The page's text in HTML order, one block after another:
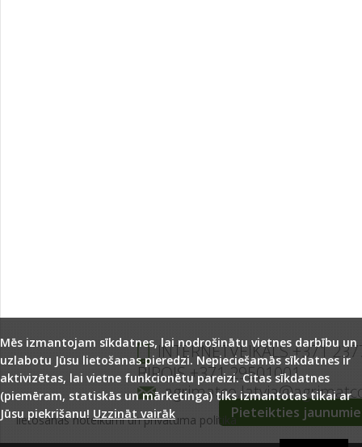
Pieteikties
INTERNETVEIKALS +371
BIROJS +371 29501001
lietošanas noteikumi un privātuma politika
Mēs izmantojam sīkdatnes, lai nodrošinātu vietnes darbību un
uzlabotu Jūsu lietošanas pieredzi. Nepieciešamās sīkdatnes ir
aktivizētas, lai vietne funkcionētu pareizi. Citas sīkdatnes
(piemēram, statiskās un mārketinga) tiks izmantotas tikai ar
Jūsu piekrišanu! Uzzināt vairāk